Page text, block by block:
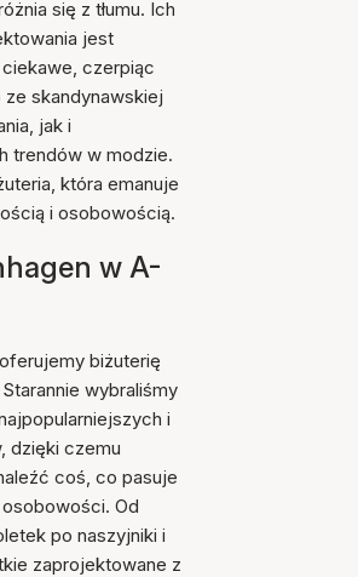
się z tłumu. Ich
jest
czerpiąc
skandynawskiej
jak i
trendów w modzie.
która emanuje
i osobowością.
w A-
biżuterię
wybraliśmy
i
dzięki czemu
coś, co pasuje
Od
po naszyjniki i
zaprojektowane z